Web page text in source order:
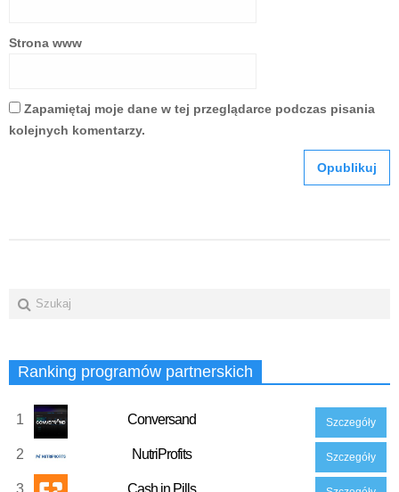
Strona www
Zapamiętaj moje dane w tej przeglądarce podczas pisania
kolejnych komentarzy.
Ranking programów partnerskich
1 Conversand Szczegóły
2 NutriProfits Szczegóły
3 Cash in Pills